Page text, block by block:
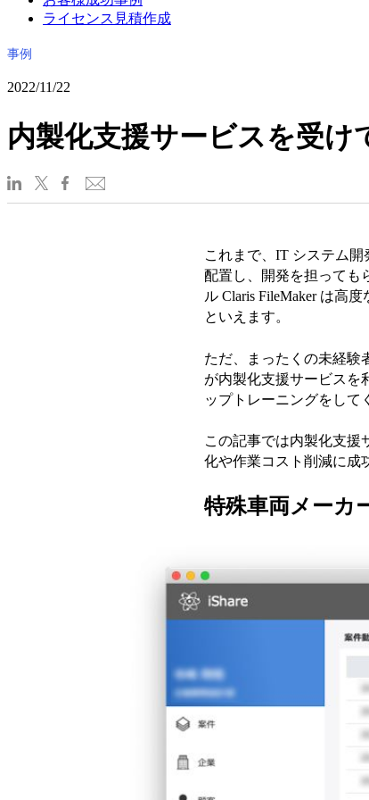
ライセンス見積作成
事例
2022/11/22
内製化支援サービスを受け
これまで、IT システム
配置し、開発を担っても
ル Claris FileMaker は高
といえます。
ただ、まったくの未経験
が内製化支援サービスを
ップトレーニングをして
この記事では内製化支援
化や作業コスト削減に成
特殊車両メーカ